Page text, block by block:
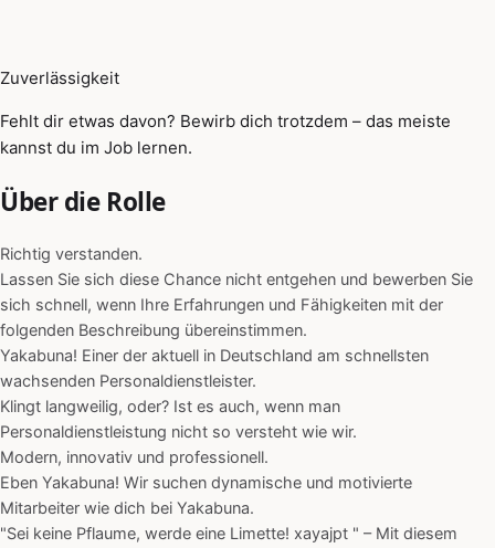
Zuverlässigkeit
Fehlt dir etwas davon? Bewirb dich trotzdem – das meiste
kannst du im Job lernen.
Über die Rolle
Richtig verstanden.
Lassen Sie sich diese Chance nicht entgehen und bewerben Sie
sich schnell, wenn Ihre Erfahrungen und Fähigkeiten mit der
folgenden Beschreibung übereinstimmen.
Yakabuna! Einer der aktuell in Deutschland am schnellsten
wachsenden Personaldienstleister.
Klingt langweilig, oder? Ist es auch, wenn man
Personaldienstleistung nicht so versteht wie wir.
Modern, innovativ und professionell.
Eben Yakabuna! Wir suchen dynamische und motivierte
Mitarbeiter wie dich bei Yakabuna.
"Sei keine Pflaume, werde eine Limette! xayajpt " – Mit diesem